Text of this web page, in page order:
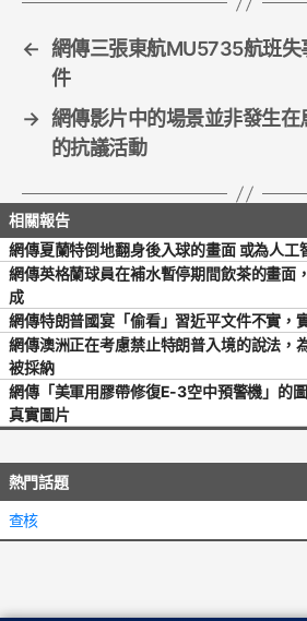
← 網傳三張東航MU5735航班失
件
→ 網傳影片中的場景並非發生在
的抗議活動
網傳夏蘭特倒地翻身後入球的畫面 或為人工
網傳英格蘭球員在補水暫停期間飲茶的畫面
成
網傳特朗普國宴「偷看」習近平文件不實，
網傳澳洲正在考慮禁止特朗普入境的說法，
被採納
網傳「美軍用膠帶修復E-3空中預警機」的
真實圖片
熱門話題
查核